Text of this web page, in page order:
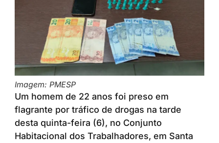
Imagem: PMESP
Um homem de 22 anos foi preso em
flagrante por tráfico de drogas na tarde
desta quinta-feira (6), no Conjunto
Habitacional dos Trabalhadores, em Santa